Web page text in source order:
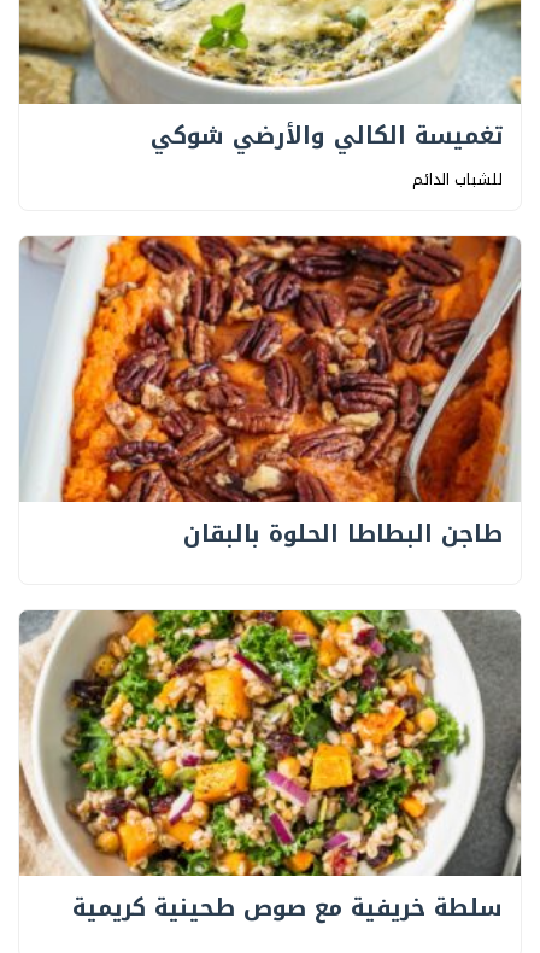
تغميسة الكالي والأرضي شوكي
للشباب الدائم
طاجن البطاطا الحلوة بالبقان
سلطة خريفية مع صوص طحينية كريمية